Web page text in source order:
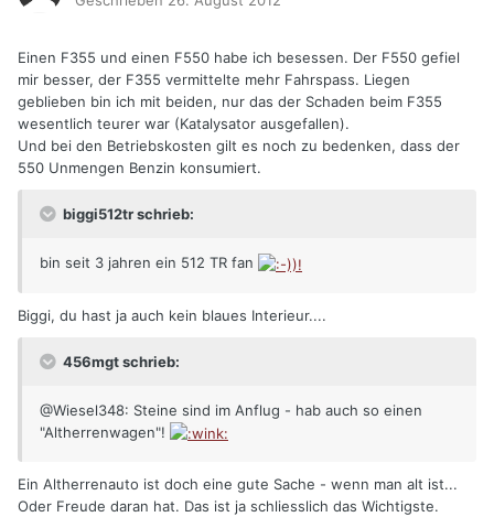
Einen F355 und einen F550 habe ich besessen. Der F550 gefiel
mir besser, der F355 vermittelte mehr Fahrspass. Liegen
geblieben bin ich mit beiden, nur das der Schaden beim F355
wesentlich teurer war (Katalysator ausgefallen).
Und bei den Betriebskosten gilt es noch zu bedenken, dass der
550 Unmengen Benzin konsumiert.
biggi512tr schrieb:
bin seit 3 jahren ein 512 TR fan
Biggi, du hast ja auch kein blaues Interieur....
456mgt schrieb:
@Wiesel348: Steine sind im Anflug - hab auch so einen
"Altherrenwagen"!
Ein Altherrenauto ist doch eine gute Sache - wenn man alt ist...
Oder Freude daran hat. Das ist ja schliesslich das Wichtigste.